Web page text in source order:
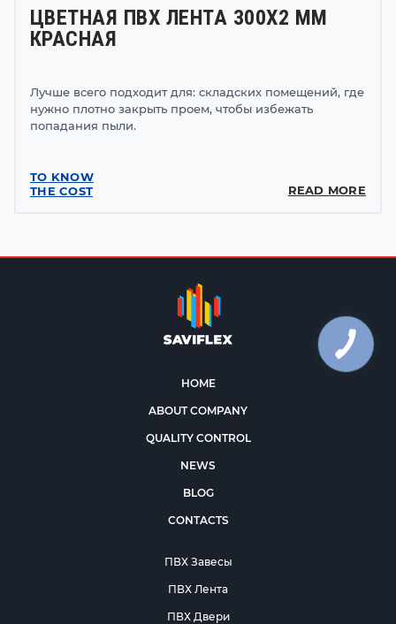
ЦВЕТНАЯ ПВХ ЛЕНТА 300Х2 ММ
КРАСНАЯ
Лучше всего подходит для: складских помещений, где
нужно плотно закрыть проем, чтобы избежать
попадания пыли.
TO KNOW
THE COST
READ MORE
HOME
ABOUT COMPANY
QUALITY CONTROL
NEWS
BLOG
CONTACTS
ПВХ Завесы
ПВХ Лента
ПВХ Двери